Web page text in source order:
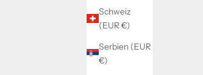
Schweiz
(EUR €)
Serbien (EUR
€)